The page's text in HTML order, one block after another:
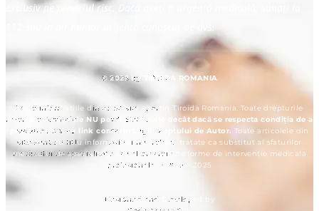
exclusiv pe propriul risc. Dacă aveți o urgență medicală, sunați la
© 2025 by TIROIDA ROMANIA
Toate informațiile din acest site aparțin Tiroida Romania. Toate drepturile
rezervate. Articolele NU pot fi distribuite decât dacă se respecta condiția de a
preciza sursa, cu link conform Legii Dreptului de Autor. Toate articolele din
site sunt cu titlu informativ și nu trebuie tratate ca substitut al sfaturilor
medicului de specialitate sau al orcarei alte forme de intervenție medicala
profesionala. © 2012 - 2025
Designed and Developed by